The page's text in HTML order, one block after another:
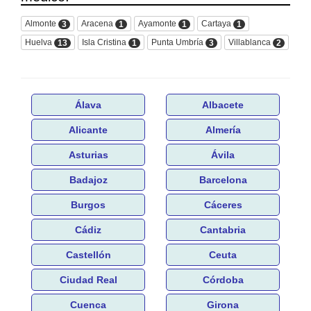
Almonte 3 Aracena 1 Ayamonte 1 Cartaya
1
Huelva
13 Isla Cristina 1 Punta Umbría 3 Villablanca 2
Álava Albacete
Alicante Almería
Asturias Ávila
Badajoz Barcelona
Burgos Cáceres
Cádiz Cantabria
Castellón Ceuta
Ciudad Real Córdoba
Cuenca Girona